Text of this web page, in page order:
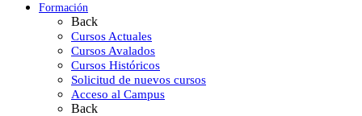
Formación
Back
Cursos Actuales
Cursos Avalados
Cursos Históricos
Solicitud de nuevos cursos
Acceso al Campus
Back